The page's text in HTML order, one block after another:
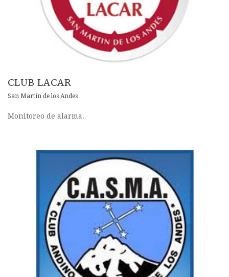
CLUB LACAR
San Martín de los Andes
Monitoreo de alarma.